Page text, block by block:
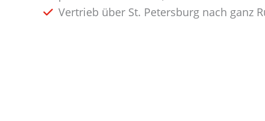
Vertrieb über St. Petersburg nach ganz